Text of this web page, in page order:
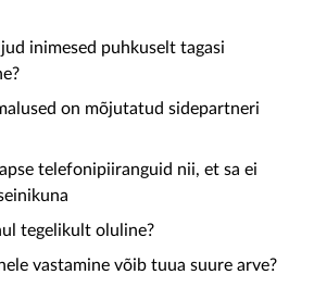
inimesed puhkuselt tagasi
on mõjutatud sidepartneri
telefonipiiranguid nii, et sa ei
tegelikult oluline?
vastamine võib tuua suure arve?